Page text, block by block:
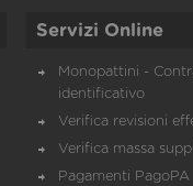
Servizi Online
Monopattini -
identificativo
Verifica revisioni
Verifica massa
Pagamenti PagoPA